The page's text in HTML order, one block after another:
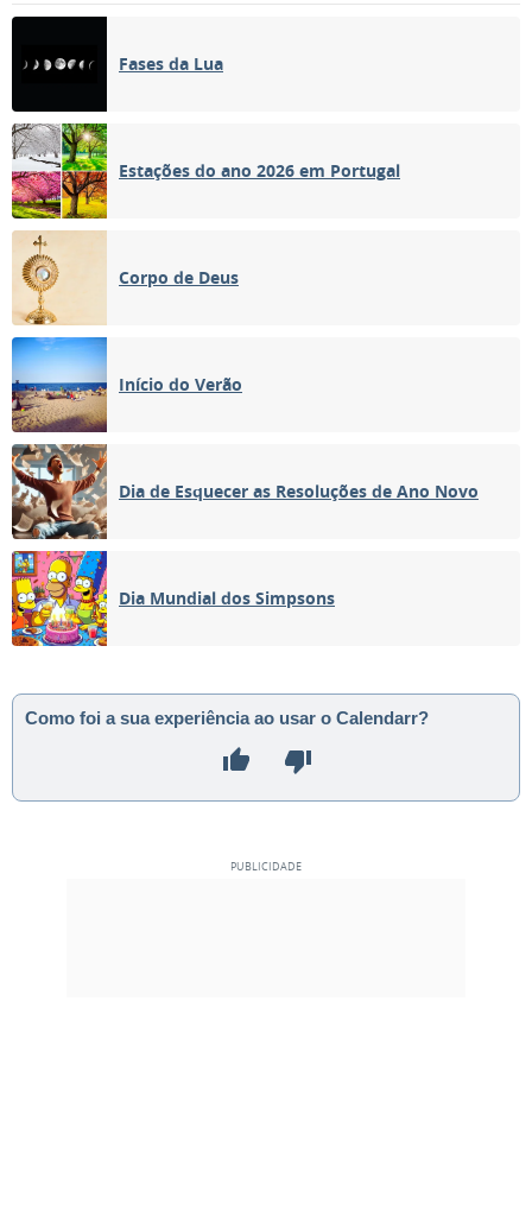
Fases da Lua
Estações do ano 2026 em Portugal
Corpo de Deus
Início do Verão
Dia de Esquecer as Resoluções de Ano Novo
Dia Mundial dos Simpsons
Como foi a sua experiência ao usar o Calendarr?